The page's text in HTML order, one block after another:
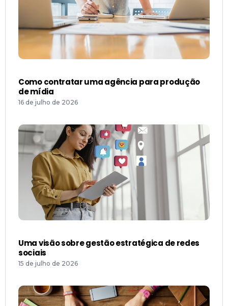
Como contratar uma agência para produção
de mídia
16 de julho de 2026
Uma visão sobre gestão estratégica de redes
sociais
15 de julho de 2026